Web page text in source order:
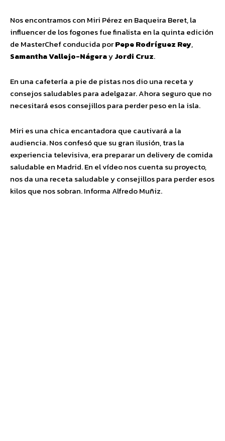
Nos encontramos con Miri Pérez en Baqueira Beret, la
influencer de los fogones fue finalista en la quinta edición
de MasterChef conducida porPepe Rodríguez Rey,
Samantha Vallejo-NágerayJordi Cruz.
En una cafetería a pie de pistas nos dio una receta y
consejos saludables para adelgazar. Ahora seguro que no
necesitará esos consejillos para perder peso en la isla.
Miri es una chica encantadora que cautivará a la
audiencia. Nos confesó que su gran ilusión, tras la
experiencia televisiva, era preparar un delivery de comida
saludable en Madrid. En el vídeo nos cuenta su proyecto,
nos da una receta saludable y consejillos para perder esos
kilos que nos sobran. Informa Alfredo Muñiz.